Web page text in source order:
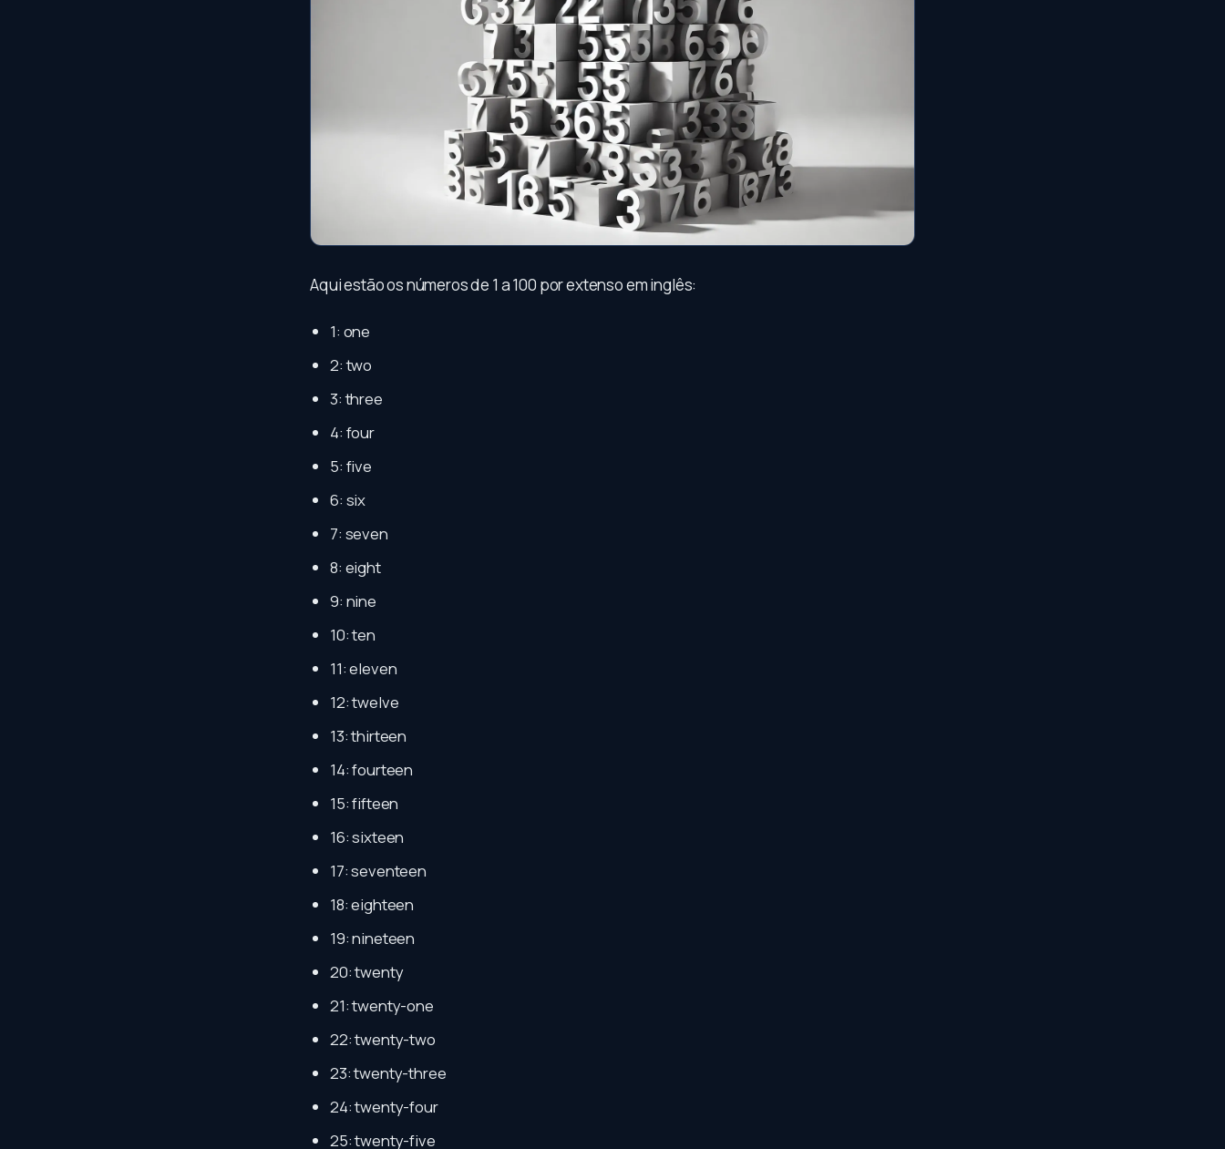
Aqui estão os números de 1 a 100 por extenso em inglês:
1: one
2: two
3: three
4: four
5: five
6: six
7: seven
8: eight
9: nine
10: ten
11: eleven
12: twelve
13: thirteen
14: fourteen
15: fifteen
16: sixteen
17: seventeen
18: eighteen
19: nineteen
20: twenty
21: twenty-one
22: twenty-two
23: twenty-three
24: twenty-four
25: twenty-five